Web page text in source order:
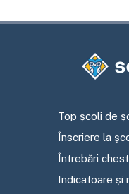
Top școli de
Înscriere la
Întrebări
Indicatoare și